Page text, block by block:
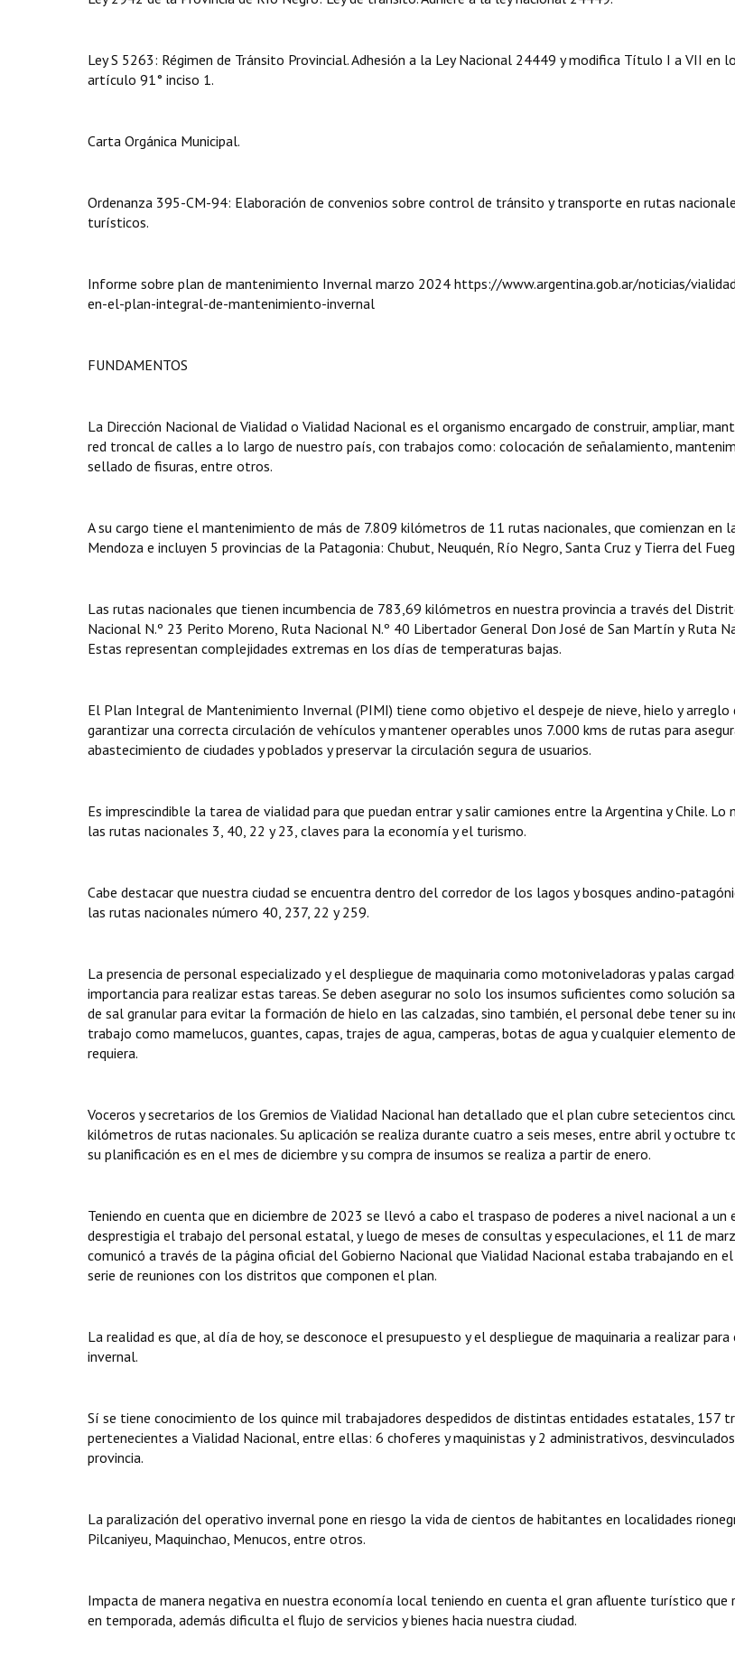
Ley S 5263: Régimen de Tránsito Provincial. Adhesión a la Ley Nacional 24449 y modifica Título I a VII en
artículo 91° inciso 1.
Carta Orgánica Municipal.
Ordenanza 395-CM-94: Elaboración de convenios sobre control de tránsito y transporte en rutas
turísticos.
Informe sobre plan de mantenimiento Invernal marzo 2024 https://www.argentina.gob.ar/noticias/
en-el-plan-integral-de-mantenimiento-invernal
FUNDAMENTOS
La Dirección Nacional de Vialidad o Vialidad Nacional es el organismo encargado de construir, ampliar,
red troncal de calles a lo largo de nuestro país, con trabajos como: colocación de señalamiento,
sellado de fisuras, entre otros.
A su cargo tiene el mantenimiento de más de 7.809 kilómetros de 11 rutas nacionales, que comienzan en
Mendoza e incluyen 5 provincias de la Patagonia: Chubut, Neuquén, Río Negro, Santa Cruz y Tierra del
Las rutas nacionales que tienen incumbencia de 783,69 kilómetros en nuestra provincia a través del
Nacional N.º 23 Perito Moreno, Ruta Nacional N.º 40 Libertador General Don José de San Martín y Ruta
Estas representan complejidades extremas en los días de temperaturas bajas.
El Plan Integral de Mantenimiento Invernal (PIMI) tiene como objetivo el despeje de nieve, hielo y arreglo
garantizar una correcta circulación de vehículos y mantener operables unos 7.000 kms de rutas para
abastecimiento de ciudades y poblados y preservar la circulación segura de usuarios.
Es imprescindible la tarea de vialidad para que puedan entrar y salir camiones entre la Argentina y Chile. Lo
las rutas nacionales 3, 40, 22 y 23, claves para la economía y el turismo.
Cabe destacar que nuestra ciudad se encuentra dentro del corredor de los lagos y bosques andino-
las rutas nacionales número 40, 237, 22 y 259.
La presencia de personal especializado y el despliegue de maquinaria como motoniveladoras y palas
importancia para realizar estas tareas. Se deben asegurar no solo los insumos suficientes como solución
de sal granular para evitar la formación de hielo en las calzadas, sino también, el personal debe tener su
trabajo como mamelucos, guantes, capas, trajes de agua, camperas, botas de agua y cualquier elemento
requiera.
Voceros y secretarios de los Gremios de Vialidad Nacional han detallado que el plan cubre setecientos
kilómetros de rutas nacionales. Su aplicación se realiza durante cuatro a seis meses, entre abril y octubre
su planificación es en el mes de diciembre y su compra de insumos se realiza a partir de enero.
Teniendo en cuenta que en diciembre de 2023 se llevó a cabo el traspaso de poderes a nivel nacional a un
desprestigia el trabajo del personal estatal, y luego de meses de consultas y especulaciones, el 11 de
comunicó a través de la página oficial del Gobierno Nacional que Vialidad Nacional estaba trabajando en
serie de reuniones con los distritos que componen el plan.
La realidad es que, al día de hoy, se desconoce el presupuesto y el despliegue de maquinaria a realizar
invernal.
Sí se tiene conocimiento de los quince mil trabajadores despedidos de distintas entidades estatales, 157
pertenecientes a Vialidad Nacional, entre ellas: 6 choferes y maquinistas y 2 administrativos,
provincia.
La paralización del operativo invernal pone en riesgo la vida de cientos de habitantes en localidades
Pilcaniyeu, Maquinchao, Menucos, entre otros.
Impacta de manera negativa en nuestra economía local teniendo en cuenta el gran afluente turístico que
en temporada, además dificulta el flujo de servicios y bienes hacia nuestra ciudad.